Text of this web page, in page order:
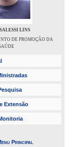
LINS
DE PROMOÇÃO DA
Extensão
Principal